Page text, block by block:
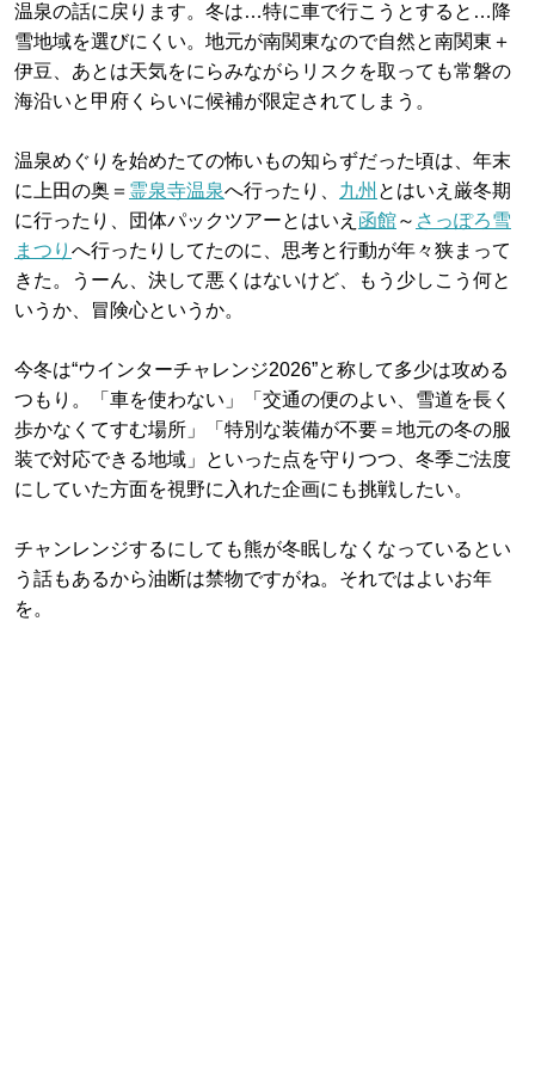
温泉の話に戻ります。冬は…特に車で行こうとすると…降
雪地域を選びにくい。地元が南関東なので自然と南関東＋
伊豆、あとは天気をにらみながらリスクを取っても常磐の
海沿いと甲府くらいに候補が限定されてしまう。
温泉めぐりを始めたての怖いもの知らずだった頃は、年末
に上田の奥＝ 霊泉寺温泉へ行ったり、 九州 とはいえ厳冬期
に行ったり、団体パックツアーとはいえ 函館～ さっぽろ雪
まつり へ行ったりしてたのに、思考と行動が年々狭まって
きた。うーん、決して悪くはないけど、もう少しこう何と
いうか、冒険心というか。
今冬は“ウインターチャレンジ2026”と称して多少は攻める
つもり。「車を使わない」「交通の便のよい、雪道を長く
歩かなくてすむ場所」「特別な装備が不要＝地元の冬の服
装で対応できる地域」といった点を守りつつ、冬季ご法度
にしていた方面を視野に入れた企画にも挑戦したい。
チャンレンジするにしても熊が冬眠しなくなっているとい
う話もあるから油断は禁物ですがね。それではよいお年
を。